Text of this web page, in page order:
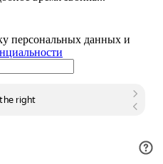
персональных данных и